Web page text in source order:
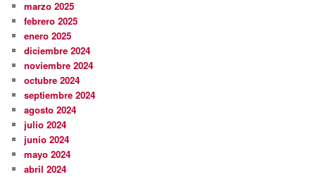
marzo 2025
febrero 2025
enero 2025
diciembre 2024
noviembre 2024
octubre 2024
septiembre 2024
agosto 2024
julio 2024
junio 2024
mayo 2024
abril 2024